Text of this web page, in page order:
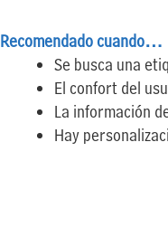
Recomendado cuando…
Se busca una
El confort del
La información
Hay